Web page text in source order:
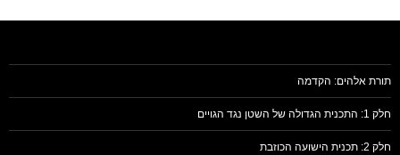
תורת אלהים: הקדמה
חלק 1: התכנית הגדולה של השטן נגד הגויים
חלק 2: תכנית הישועה הכוזבת